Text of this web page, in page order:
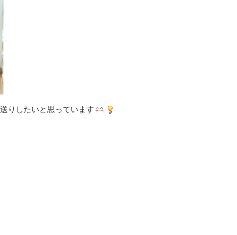
りしたいと思っています